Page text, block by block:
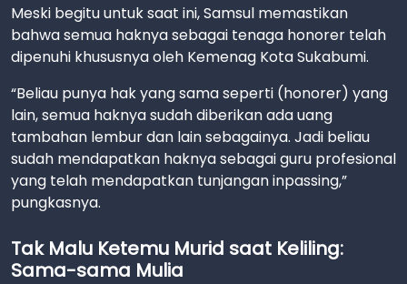
Meski begitu untuk saat ini, Samsul memastikan
bahwa semua haknya sebagai tenaga honorer telah
dipenuhi khususnya oleh Kemenag Kota Sukabumi.
“Beliau punya hak yang sama seperti (honorer) yang
lain, semua haknya sudah diberikan ada uang
tambahan lembur dan lain sebagainya. Jadi beliau
sudah mendapatkan haknya sebagai guru profesional
yang telah mendapatkan tunjangan inpassing,”
pungkasnya.
Tak Malu Ketemu Murid saat Keliling:
Sama-sama Mulia